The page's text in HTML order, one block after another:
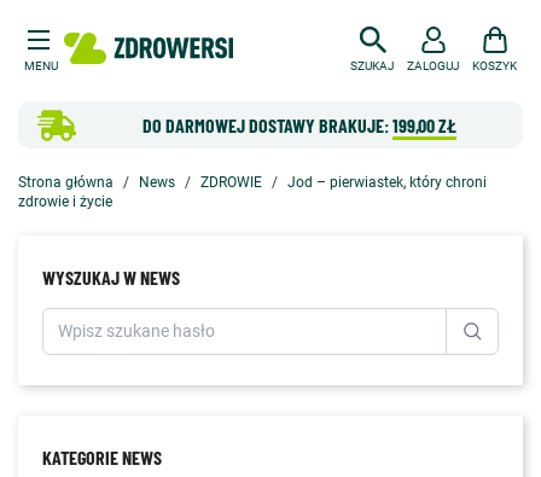
MENU SZUKAJ
DO DARMOWEJ DOSTAWY BRAKUJE:199,00 ZŁ
ZALOGUJ KOSZYK
Strona główna News ZDROWIE
Jod – pierwiastek, który chroni
zdrowie i życie
WYSZUKAJ W NEWS
KATEGORIE NEWS